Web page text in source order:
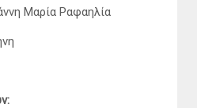
Μαρία Ραφαηλία